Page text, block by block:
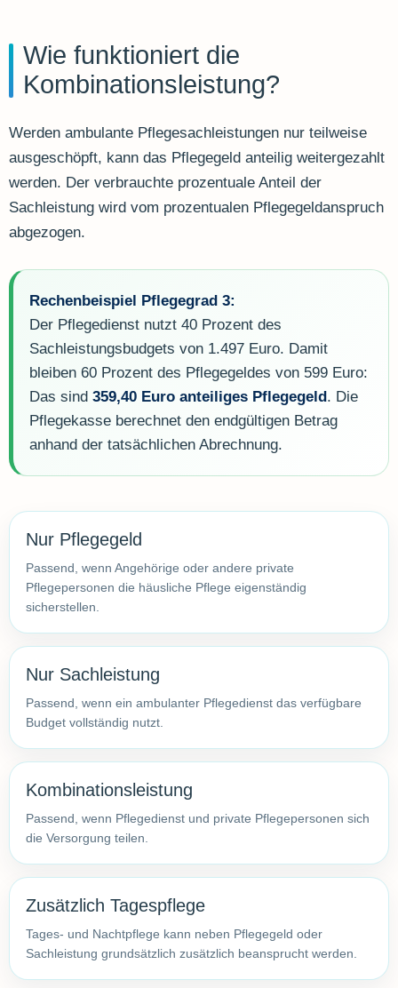
Wie funktioniert die
Kombinationsleistung?
Werden ambulante Pflegesachleistungen nur teilweise
ausgeschöpft, kann das Pflegegeld anteilig weitergezahlt
werden. Der verbrauchte prozentuale Anteil der
Sachleistung wird vom prozentualen Pflegegeldanspruch
abgezogen.
Rechenbeispiel Pflegegrad 3:
Der Pflegedienst nutzt 40 Prozent des
Sachleistungsbudgets von 1.497 Euro. Damit
bleiben 60 Prozent des Pflegegeldes von 599 Euro:
Das sind 359,40 Euro anteiliges Pflegegeld. Die
Pflegekasse berechnet den endgültigen Betrag
anhand der tatsächlichen Abrechnung.
Nur Pflegegeld
Passend, wenn Angehörige oder andere private
Pflegepersonen die häusliche Pflege eigenständig
sicherstellen.
Nur Sachleistung
Passend, wenn ein ambulanter Pflegedienst das verfügbare
Budget vollständig nutzt.
Kombinationsleistung
Passend, wenn Pflegedienst und private Pflegepersonen sich
die Versorgung teilen.
Zusätzlich Tagespflege
Tages- und Nachtpflege kann neben Pflegegeld oder
Sachleistung grundsätzlich zusätzlich beansprucht werden.